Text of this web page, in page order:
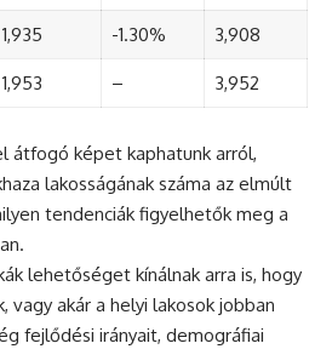
1,935 -1.30% 3,908
1,953 – 3,952
átfogó képet kaphatunk arról,
lakosságának száma az elmúlt
tendenciák figyelhetők meg a
lehetőséget kínálnak arra is, hogy
vagy akár a helyi lakosok jobban
fejlődési irányait, demográfiai